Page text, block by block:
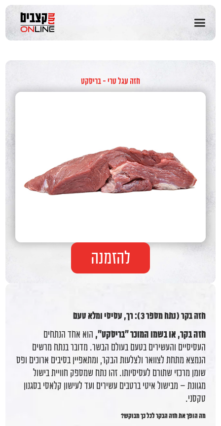
שִׂים
בְּאֲתָר
זֶה
נָגִישׁ
לִנְגִישׁוּת
חזה עגל טרי - בריסקט
להזמנה
חזה בקר (נתח מספר 3): רך, עסיסי ומלא טעם
חזה בקר, או בשמו המוכר "בריסקט", הוא אחד הנתחים
העסיסיים והעשירים בטעם בעולם הבשר. מדובר בנתח מרשים
הנמצא מתחת לצוואר ולצלעות הבקר, ומתאפיין בסיבים ארוכים ופס
שומן מרכזי שתורם לעסיסיותו. זהו נתח שמספק חוויית בישול
מגוונת – מבישול איטי ברטבים עשירים ועד לעישון קלאסי בסגנון
טקסני.
מה הופך את חזה הבקר לכל כך מבוקש?